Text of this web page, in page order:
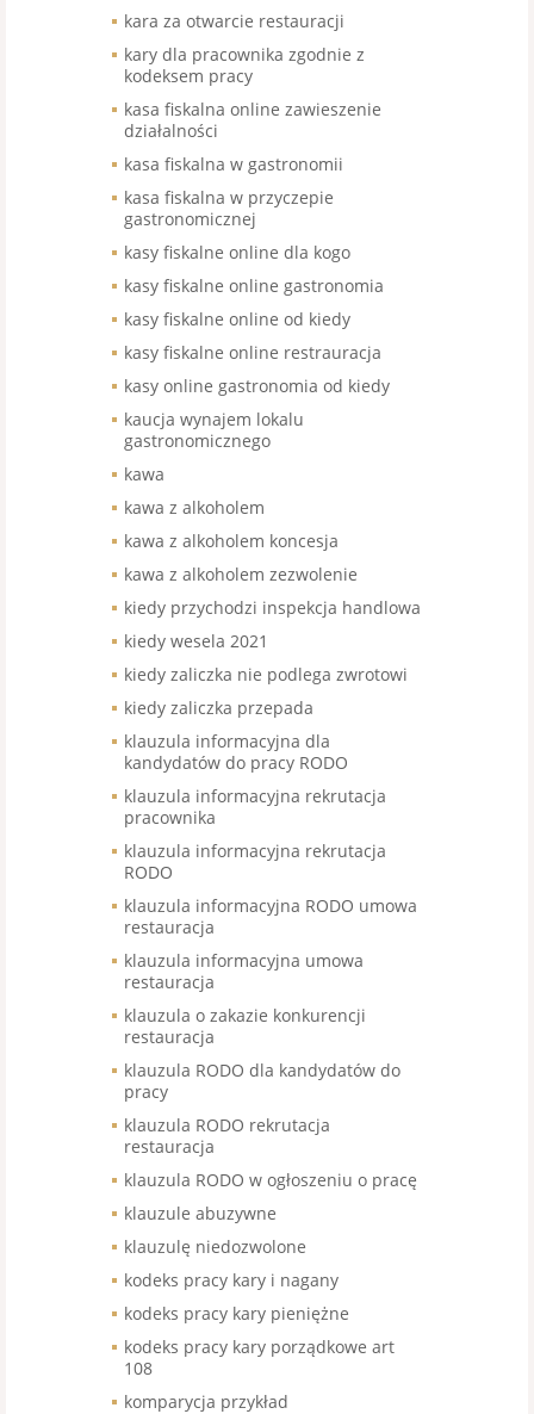
kara za otwarcie restauracji
kary dla pracownika zgodnie z
kodeksem pracy
kasa fiskalna online zawieszenie
działalności
kasa fiskalna w gastronomii
kasa fiskalna w przyczepie
gastronomicznej
kasy fiskalne online dla kogo
kasy fiskalne online gastronomia
kasy fiskalne online od kiedy
kasy fiskalne online restrauracja
kasy online gastronomia od kiedy
kaucja wynajem lokalu
gastronomicznego
kawa
kawa z alkoholem
kawa z alkoholem koncesja
kawa z alkoholem zezwolenie
kiedy przychodzi inspekcja handlowa
kiedy wesela 2021
kiedy zaliczka nie podlega zwrotowi
kiedy zaliczka przepada
klauzula informacyjna dla
kandydatów do pracy RODO
klauzula informacyjna rekrutacja
pracownika
klauzula informacyjna rekrutacja
RODO
klauzula informacyjna RODO umowa
restauracja
klauzula informacyjna umowa
restauracja
klauzula o zakazie konkurencji
restauracja
klauzula RODO dla kandydatów do
pracy
klauzula RODO rekrutacja
restauracja
klauzula RODO w ogłoszeniu o pracę
klauzule abuzywne
klauzulę niedozwolone
kodeks pracy kary i nagany
kodeks pracy kary pieniężne
kodeks pracy kary porządkowe art
108
komparycja przykład